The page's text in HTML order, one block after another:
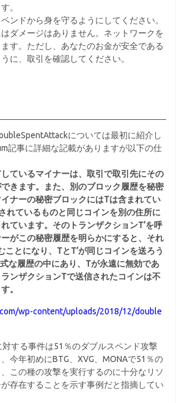
。
ンドから身を守るようにしてください。
ダメージはありません。ネットワークを
す。ただし、あなたのお金が安全である
に、取引を確認してください。
については最初に紹介し
記事に詳細な記載がありますが以下の仕
ているマイナーは、取引で取引先にその
きます。また、別のブロック履歴を秘密
ナーの秘密ブロックにはTは含まれてい
れているものと同じコインを別の住所に
ています。そのトランザクションT’を呼
がこの秘密履歴を明らかにすると、それ
ことになり、TとT’が同じコインを送ろう
な履歴の中にあり、Tが永遠に無効であ
ンザクションTで送信されたコインは不
。
wp-content/uploads/2018/12/double
する事件は51％のダブルスペンド攻撃
今年初めにBTG、XVG、MONAで51％の
この種の攻撃を実行するのに十分なリソ
存在することを示す事例だと指摘してい